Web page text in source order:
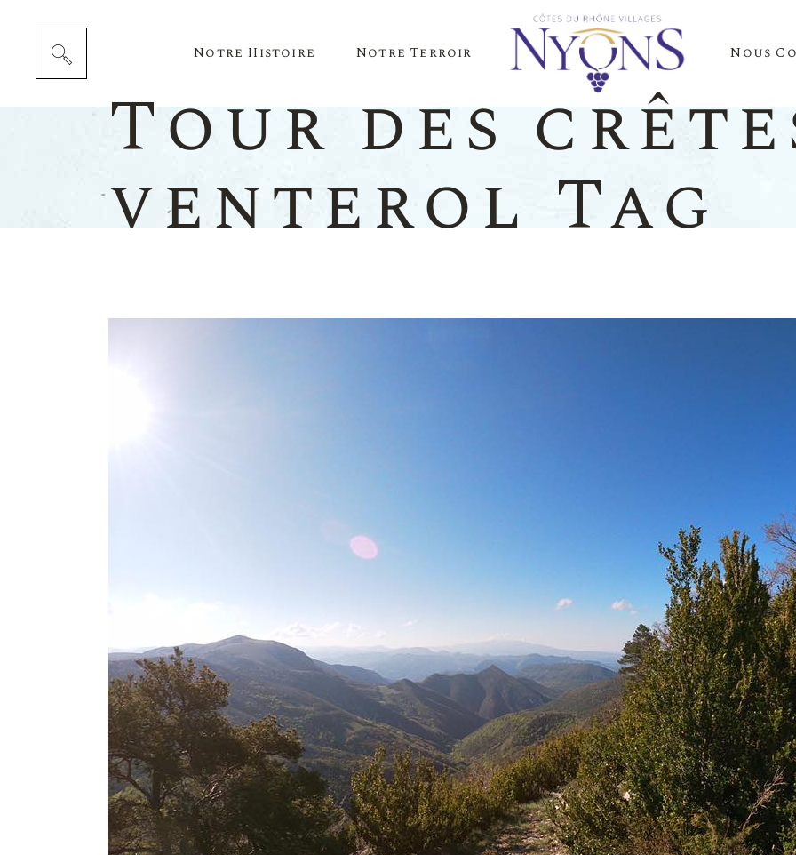
Notre Histoire Notre Terroir
Notre Terroir
Nous
Cépages Et Saveurs
La Presse Parle
Tour des
venterol Tag